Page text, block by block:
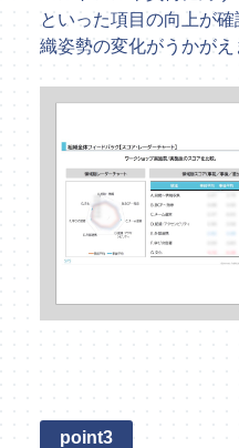
といった項目の向上が
織姿勢の変化がうかがえ
point3